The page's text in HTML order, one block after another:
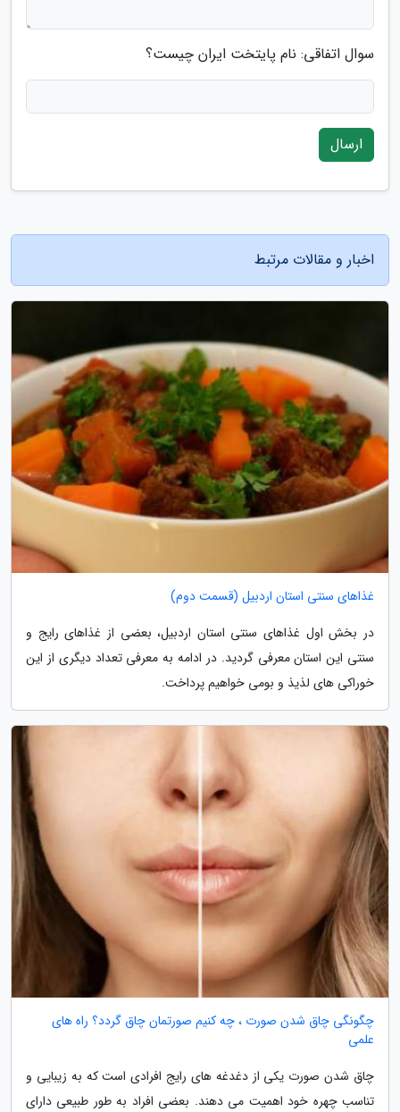
سوال اتفاقی: نام پایتخت ایران چیست؟
ارسال
اخبار و مقالات مرتبط
غذاهای سنتی استان اردبیل (قسمت دوم)
در بخش اول غذاهای سنتی استان اردبیل، بعضی از غذاهای رایج و
سنتی این استان معرفی گردید. در ادامه به معرفی تعداد دیگری از این
خوراکی های لذیذ و بومی خواهیم پرداخت.
چگونگی چاق شدن صورت ، چه کنیم صورتمان چاق گردد؟ راه های
علمی
چاق شدن صورت یکی از دغدغه های رایج افرادی است که به زیبایی و
تناسب چهره خود اهمیت می دهند. بعضی افراد به طور طبیعی دارای